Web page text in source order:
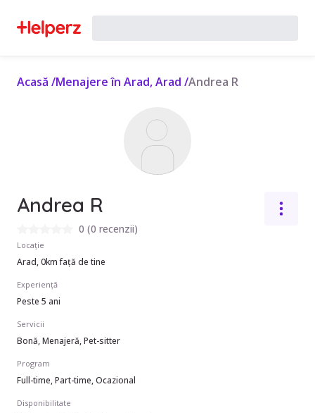
Acasă /Menajere în Arad, Arad /Andrea R
Andrea R
0 (0 recenzii)
Locație
Arad, 0km față de tine
Experiență
Peste 5 ani
Servicii
Bonă, Menajeră, Pet-sitter
Program
Full-time, Part-time, Ocazional
Disponibilitate